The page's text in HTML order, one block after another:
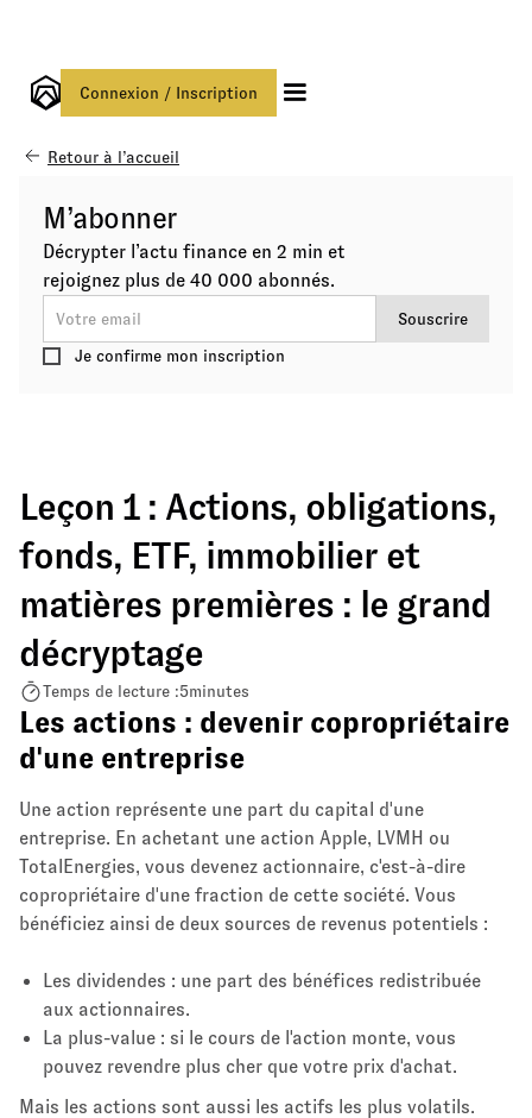
Connexion / Inscription
Retour à l’accueil
M’abonner
Décrypter l’actu finance en 2 min et
rejoignez plus de 40 000 abonnés.
Je confirme mon inscription
Leçon 1 : Actions, obligations,
fonds, ETF, immobilier et
matières premières : le grand
décryptage
Temps de lecture :5minutes
Les actions : devenir copropriétaire
d'une entreprise
Une action représente une part du capital d'une
entreprise. En achetant une action Apple, LVMH ou
TotalEnergies, vous devenez actionnaire, c'est-à-dire
copropriétaire d'une fraction de cette société. Vous
bénéficiez ainsi de deux sources de revenus potentiels :
Les dividendes : une part des bénéfices redistribuée
aux actionnaires.
La plus-value : si le cours de l'action monte, vous
pouvez revendre plus cher que votre prix d'achat.
Mais les actions sont aussi les actifs les plus volatils.